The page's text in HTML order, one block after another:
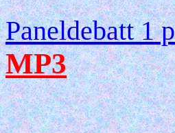
Paneldebatt 1
MP3